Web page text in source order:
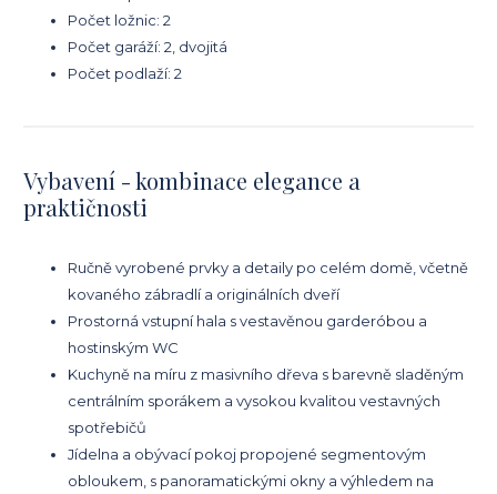
Počet ložnic: 2
Počet garáží: 2, dvojitá
Počet podlaží: 2
Vybavení - kombinace elegance a
praktičnosti
Ručně vyrobené prvky a detaily po celém domě, včetně
kovaného zábradlí a originálních dveří
Prostorná vstupní hala s vestavěnou garderóbou a
hostinským WC
Kuchyně na míru z masivního dřeva s barevně sladěným
centrálním sporákem a vysokou kvalitou vestavných
spotřebičů
Jídelna a obývací pokoj propojené segmentovým
obloukem, s panoramatickými okny a výhledem na